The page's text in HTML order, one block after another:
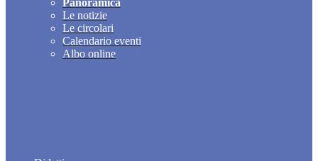
Panoramica
Le notizie
Le circolari
Calendario eventi
Albo online